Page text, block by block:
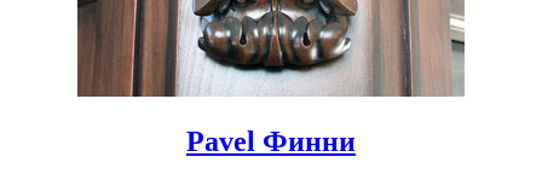
Pavel Финни